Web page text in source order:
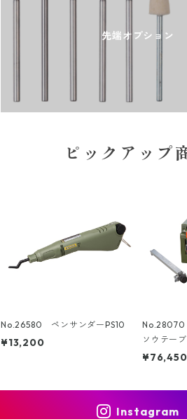
先端オプション
ピックアップ
No.26580 ペンサンダーPS10
¥13,200
No.28070
ソウテー
¥76,450
Instagram